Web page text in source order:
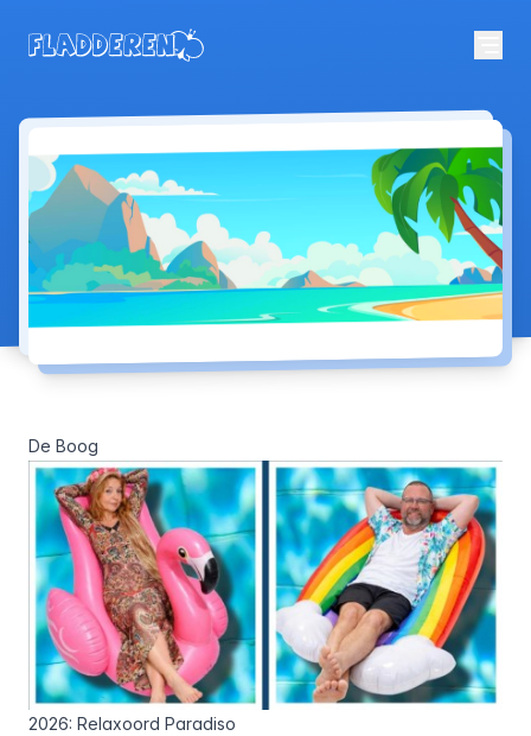
De Boog
2026: Relaxoord Paradiso